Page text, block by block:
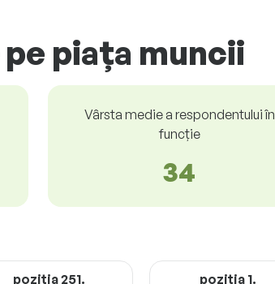
piața muncii
Vârsta medie a respondentului în
funcție
34
poziţia 251. poziţia 1.